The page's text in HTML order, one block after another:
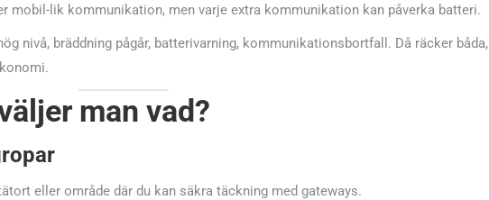
mobil-lik kommunikation, men varje extra kommunikation kan påverka batteri.
nivå, bräddning pågår, batterivarning, kommunikationsbortfall. Då räcker båda,
man vad?
eller område där du kan säkra täckning med gateways.